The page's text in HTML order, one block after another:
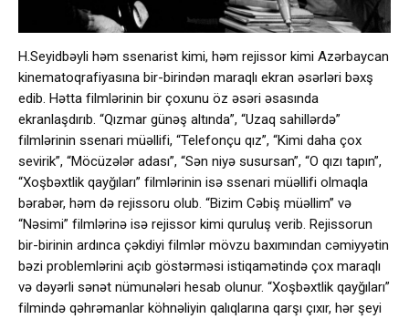
H.Seyidbəyli həm ssenarist kimi, həm rejissor kimi Azərbaycan
kinematoqrafiyasına bir-birindən maraqlı ekran əsərləri bəxş
edib. Hətta filmlərinin bir çoxunu öz əsəri əsasında
ekranlaşdırıb. “Qızmar günəş altında”, “Uzaq sahillərdə”
filmlərinin ssenari müəllifi, “Telefonçu qız”, “Kimi daha çox
sevirik”, “Möcüzələr adası”, “Sən niyə susursan”, “O qızı tapın”,
“Xoşbəxtlik qayğıları” filmlərinin isə ssenari müəllifi olmaqla
bərabər, həm də rejissoru olub. “Bizim Cəbiş müəllim” və
“Nəsimi” filmlərinə isə rejissor kimi quruluş verib. Rejissorun
bir-birinin ardınca çəkdiyi filmlər mövzu baxımından cəmiyyətin
bəzi problemlərini açıb göstərməsi istiqamətində çox maraqlı
və dəyərli sənət nümunələri hesab olunur. “Xoşbəxtlik qayğıları”
filmində qəhrəmanlar köhnəliyin qalıqlarına qarşı çıxır, hər şeyi